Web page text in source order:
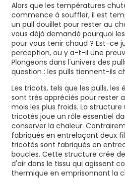
Alors que les températures
commence à souffler, il est
un pull douillet pour rester au
vous déjà demandé pourquoi
pour vous tenir chaud ? Est-ce
perception, ou y a-t-il une
Plongeons dans l'univers des
question : les pulls tiennent-ils
Les tricots, tels que les pulls,
sont très appréciés pour rester
mois les plus froids. La structure
tricotés joue un rôle essentiel
conserver la chaleur.
fabriqués en entrelaçant deux
tricotés sont fabriqués en
boucles. Cette structure crée
d'air dans le tissu qui agissent
thermique en emprisonnant la